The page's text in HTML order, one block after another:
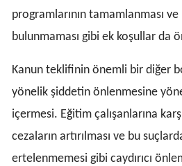
programlarının tamamlanması
bulunmaması gibi ek koşullar da
Kanun teklifinin önemli bir diğer
yönelik şiddetin önlenmesine
içermesi. Eğitim çalışanlarına
cezaların artırılması ve bu
ertelenmemesi gibi caydırıcı